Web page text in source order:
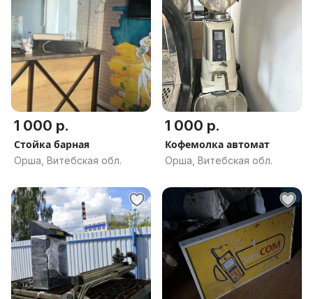
1 000 р.
Стойка барная
Орша, Витебская обл.
1 000 р.
Кофемолка автомат
Орша, Витебская обл.